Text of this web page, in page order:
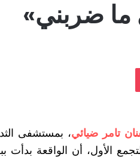
ما ضربني»
تامر ضيائي، بمستشفى
الأول، أن الواقعة بدأت